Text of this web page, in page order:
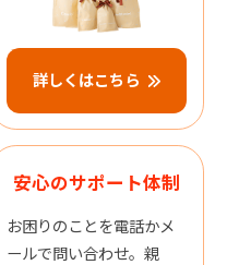
詳しくはこちら
安心のサポート体制
お困りのことを電話かメ
ールで問い合わせ。親